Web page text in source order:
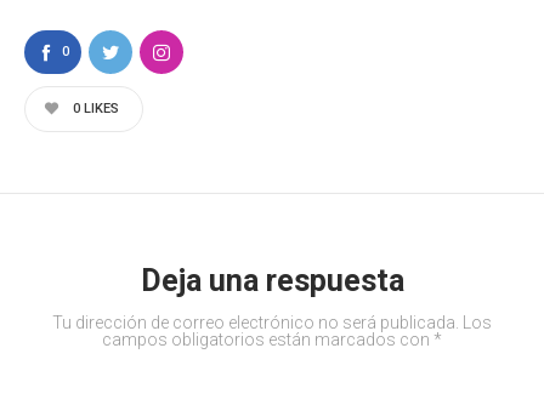
0
0 LIKES
Deja una respuesta
Tu dirección de correo electrónico no será publicada.
Los
campos obligatorios están marcados con *